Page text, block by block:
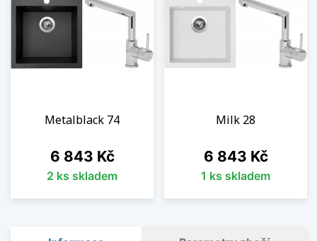
Metalblack 74
Cena
6 843 Kč
2 ks skladem
Milk 28
Cena
6 843 Kč
1 ks skladem